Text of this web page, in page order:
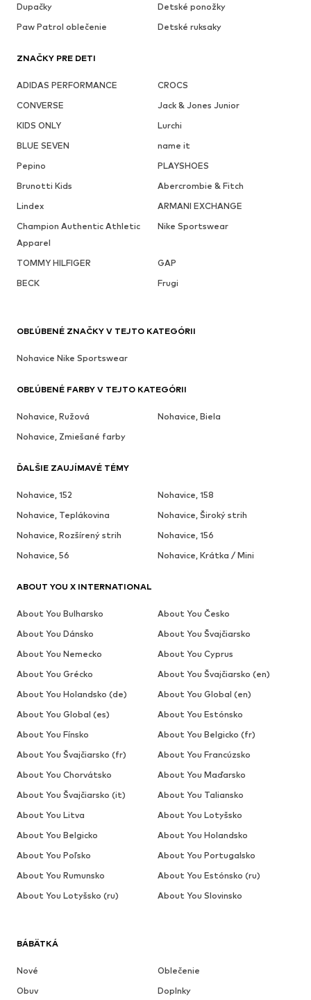
Dupačky
Detské ponožky
Paw Patrol oblečenie
Detské ruksaky
ZNAČKY PRE DETI
ADIDAS PERFORMANCE
CROCS
CONVERSE
Jack & Jones Junior
KIDS ONLY
Lurchi
BLUE SEVEN
name it
Pepino
PLAYSHOES
Brunotti Kids
Abercrombie & Fitch
Lindex
ARMANI EXCHANGE
Champion Authentic Athletic
Apparel
Nike Sportswear
TOMMY HILFIGER
GAP
BECK
Frugi
BÁBÄTKÁ
Nové
Oblečenie
Obuv
Doplnky
OBĽÚBENÉ ZNAČKY V TEJTO KATEGÓRII
Nohavice Nike Sportswear
OBĽÚBENÉ FARBY V TEJTO KATEGÓRII
Nohavice, Ružová
Nohavice, Biela
Nohavice, Zmiešané farby
ĎALŠIE ZAUJÍMAVÉ TÉMY
Nohavice, 152
Nohavice, 158
Nohavice, Teplákovina
Nohavice, Široký strih
Nohavice, Rozšírený strih
Nohavice, 156
Nohavice, 56
Nohavice, Krátka / Mini
ABOUT YOU X INTERNATIONAL
About You Bulharsko
About You Česko
About You Dánsko
About You Švajčiarsko
About You Nemecko
About You Cyprus
About You Grécko
About You Švajčiarsko (en)
About You Holandsko (de)
About You Global (en)
About You Global (es)
About You Estónsko
About You Fínsko
About You Belgicko (fr)
About You Švajčiarsko (fr)
About You Francúzsko
About You Chorvátsko
About You Maďarsko
About You Švajčiarsko (it)
About You Taliansko
About You Litva
About You Lotyšsko
About You Belgicko
About You Holandsko
About You Poľsko
About You Portugalsko
About You Rumunsko
About You Estónsko (ru)
About You Lotyšsko (ru)
About You Slovinsko